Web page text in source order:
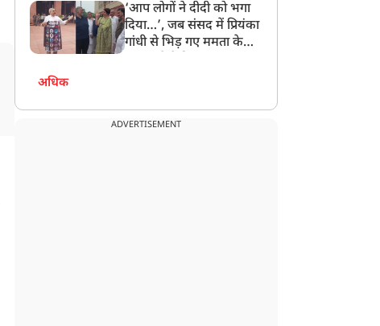
‘आप लोगों ने दीदी को भगा
दिया…’, जब संसद में प्रियंका
गांधी से भिड़ गए ममता के
अधिक
ADVERTISEMENT